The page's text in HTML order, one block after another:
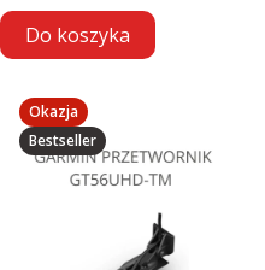
Do koszyka
Okazja
Bestseller